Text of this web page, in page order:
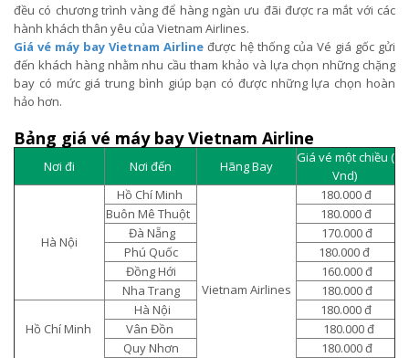
đều có chương trình vàng để hàng ngàn ưu đãi được ra mắt với các
hành khách thân yêu của Vietnam Airlines.
Giá vé máy bay Vietnam Airline được hệ thống của Vé giá gốc gửi
đến khách hàng nhằm nhu cầu tham khảo và lựa chọn những chặng
bay có mức giá trung bình giúp bạn có được những lựa chọn hoàn
hảo hơn.
Bảng giá vé máy bay Vietnam Airline
Nơi đi Nơi đến Hãng Bay
Giá vé một chiều (
Vnd)
Hà Nội
Hồ Chí Minh
Vietnam Airlines
180.000 đ
Buôn Mê Thuột
180.000 đ
Đà Nẵng
170.000 đ
Phú Quốc
180.000 đ
Đồng Hới
160.000 đ
Nha Trang
180.000 đ
Hồ Chí Minh
Hà Nội
180.000 đ
Vân Đồn
180.000 đ
Quy Nhơn
180.000 đ